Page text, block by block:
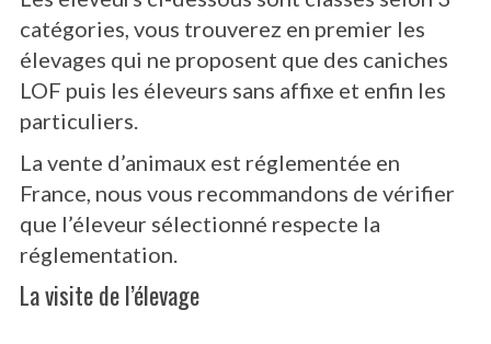
catégories, vous trouverez en premier les
élevages qui ne proposent que des caniches
LOF puis les éleveurs sans affixe et enfin les
particuliers.
La vente d’animaux est réglementée en
France, nous vous recommandons de vérifier
que l’éleveur sélectionné respecte la
réglementation.
La visite de l’élevage